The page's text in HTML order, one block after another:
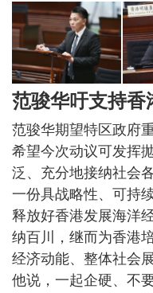
范骏华吁支持香
范骏华期望特区政府
希望今次动议可发挥
泛、充分地接纳社会
一份具战略性、可持
释放好香港发展海洋
纳百川，继而为香港
经济动能、整体社会
他说，一起企硬、不